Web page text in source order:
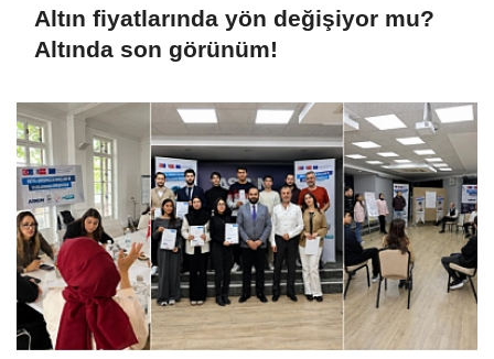
Altın fiyatlarında yön değişiyor mu?
Altında son görünüm!